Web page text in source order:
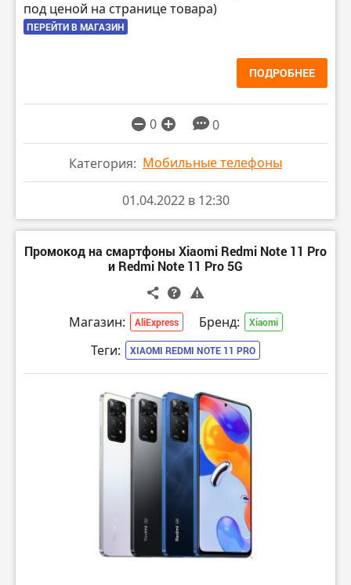
под ценой на странице товара)
ПЕРЕЙТИ В МАГАЗИН
ПОДРОБНЕЕ
0 0
Категория: Мобильные телефоны
01.04.2022 в 12:30
Промокод на смартфоны Xiaomi Redmi Note 11 Pro
и Redmi Note 11 Pro 5G
Магазин: AliExpress Бренд: Xiaomi
Теги: XIAOMI REDMI NOTE 11 PRO